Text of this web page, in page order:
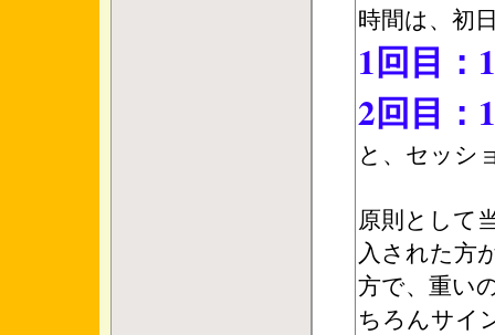
時間は、初
1回目：
2回目：
と、セッシ
原則として
入された方
方で、重い
ちろんサイ